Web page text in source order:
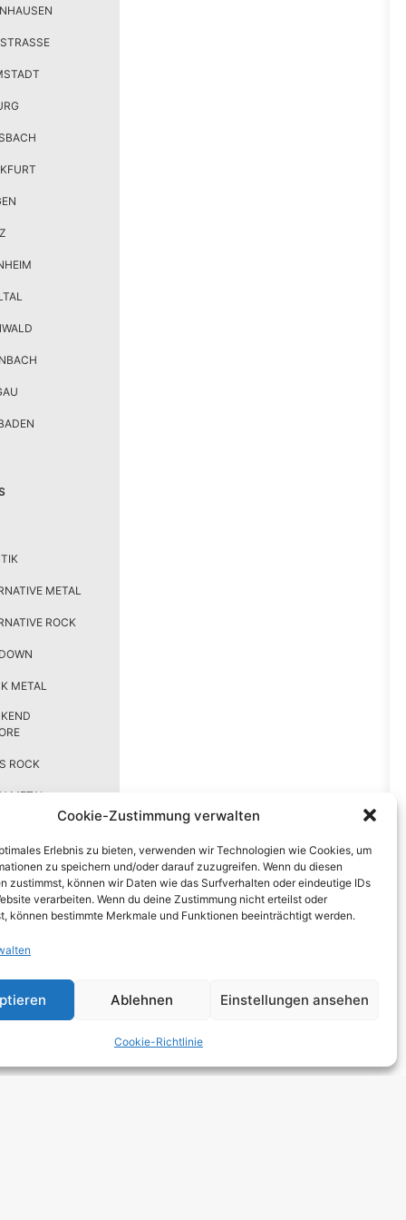
Cookie-Zustimmung verwalten
Erlebnis zu bieten, verwenden wir Technologien wie Cookies, um
zu speichern und/oder darauf zuzugreifen. Wenn du diesen
zustimmst, können wir Daten wie das Surfverhalten oder eindeutige IDs
verarbeiten. Wenn du deine Zustimmung nicht erteilst oder
können bestimmte Merkmale und Funktionen beeinträchtigt werden.
Ablehnen Einstellungen ansehen
Cookie-Richtlinie
METAL
ROCK
METAL
ROCK
METAL
ROCK